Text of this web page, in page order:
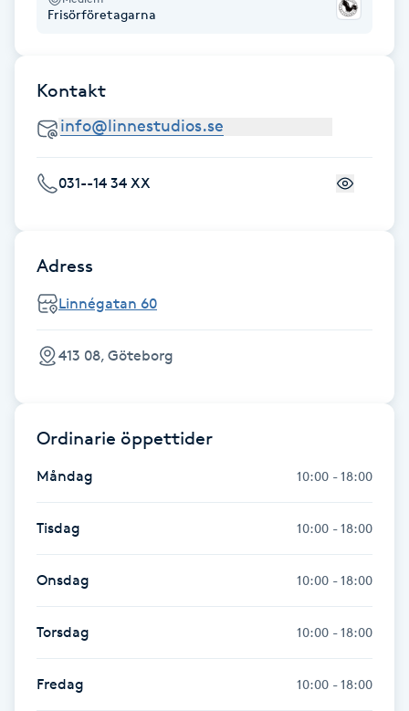
Headspa
Healing
Herrklippning
Hot Stone Massage
Hot yoga
Hudföryngring
Hudvård
Hyaluronsyra
Hyperhidros
Hypnos
Hårborttagning
Frisörföretagarna
Kontakt
031--14 34 XX
Adress
Linnégatan 60
413 08, Göteborg
Ordinarie öppettider
Måndag 10:00 - 18:00
Tisdag 10:00 - 18:00
Onsdag 10:00 - 18:00
Torsdag 10:00 - 18:00
Fredag 10:00 - 18:00